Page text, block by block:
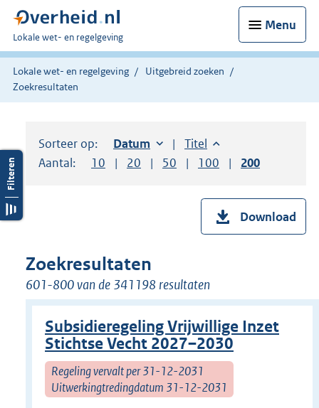
Menu
U
bent
hier:
Lokale wet- en regelgeving
Lokale wet- en regelgeving
Uitgebreid zoeken
Zoekresultaten
Sorteer op: Sorteer op:
Datum oplopendSorteer op:
Titel oplopend
Aantal:
Toon
10 resultaten per pagina
Toon
20 resultaten per pagina
Toon
50 resultaten per pagina
Toon
100 resultaten per
Toon
200
Download
Zoekresultaten
601-800 van de 341198 resultaten
Subsidieregeling Vrijwillige Inzet
Stichtse Vecht 2027–2030
Regeling vervalt per 31-12-2031
Uitwerkingtredingdatum 31-12-2031